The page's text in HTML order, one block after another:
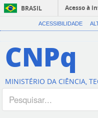
BRASIL
Acesso à
ACESSIBILIDADE
CNPq
MINISTÉRIO DA CIÊNCIA,